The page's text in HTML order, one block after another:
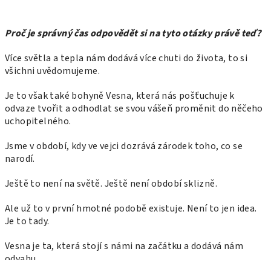
Proč je správný čas odpovědět si na tyto otázky právě teď?
Více světla a tepla nám dodává více chuti do života, to si
všichni uvědomujeme.
Je to však také bohyně Vesna, která nás pošťuchuje k
odvaze tvořit a odhodlat se svou vášeň proměnit do něčeho
uchopitelného.
Jsme v období, kdy ve vejci dozrává zárodek toho, co se
narodí.
Ještě to není na světě. Ještě není období sklizně.
Ale už to v první hmotné podobě existuje. Není to jen idea.
Je to tady.
Vesna je ta, která stojí s námi na začátku a dodává nám